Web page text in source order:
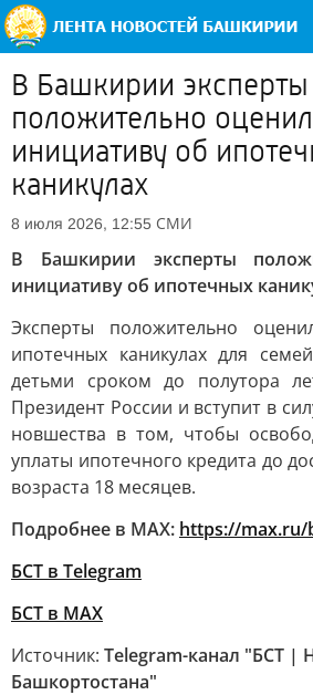
В Башкирии эксперты
положительно
инициативу об
каникулах
8 июля 2026, 12:55 СМИ
В Башкирии эксперты
инициативу об ипотечных
Эксперты положительно
ипотечных каникулах для
детьми сроком до полутора
Президент России и вступит в
новшества в том, чтобы
уплаты ипотечного кредита до
возраста 18 месяцев.
Подробнее в MAX: https://max.ru/
БСТ в Telegram
БСТ в МАХ
Источник: Telegram-канал "БСТ |
Башкортостана"